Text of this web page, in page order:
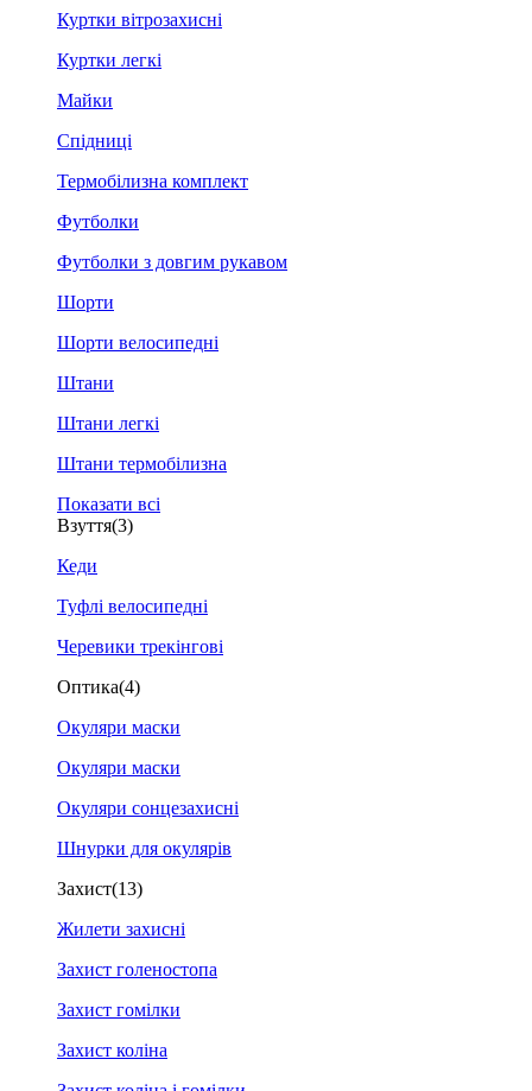
Куртки вітрозахисні
Куртки легкі
Майки
Спідниці
Термобілизна комплект
Футболки
Футболки з довгим рукавом
Шорти
Шорти велосипедні
Штани
Штани легкі
Штани термобілизна
Показати всі
Взуття(3)
Кеди
Туфлі велосипедні
Черевики трекінгові
Оптика(4)
Окуляри маски
Окуляри маски
Окуляри сонцезахисні
Шнурки для окулярів
Захист(13)
Жилети захисні
Захист голеностопа
Захист гомілки
Захист коліна